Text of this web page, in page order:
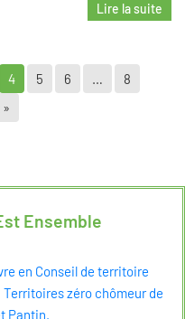
Lire la suite
4 5 6 …
8
Ensemble
en Conseil de territoire
zéro chômeur de
Pantin.